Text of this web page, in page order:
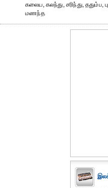
கலைய, கலந்து, சரிந்து, ததும்ப,
மணந்த